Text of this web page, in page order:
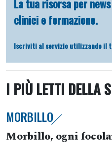
La tua risorsa per
clinici e formazione.
Iscriviti al servizio utilizzando il
I PIÙ LETTI DELLA
MORBILLO
Morbillo, ogni